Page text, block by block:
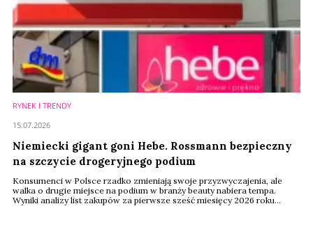
RYNEK I TRENDY
Niemiecki gigant goni Hebe. Rossmann bezpieczny
na szczycie drogeryjnego podium
Konsumenci w Polsce rzadko zmieniają swoje przyzwyczajenia, ale
walka o drugie miejsce na podium w branży beauty nabiera tempa.
Wyniki analizy list zakupów za pierwsze sześć miesięcy 2026 roku
15.07.2026